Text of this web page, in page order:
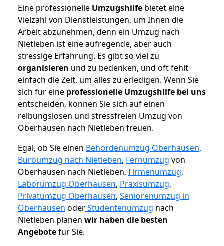
Eine professionelle Umzugshilfe bietet eine
Vielzahl von Dienstleistungen, um Ihnen die
Arbeit abzunehmen, denn ein Umzug nach
Nietleben ist eine aufregende, aber auch
stressige Erfahrung. Es gibt so viel zu
organisieren und zu bedenken, und oft fehlt
einfach die Zeit, um alles zu erledigen. Wenn Sie
sich für eine professionelle Umzugshilfe bei uns
entscheiden, können Sie sich auf einen
reibungslosen und stressfreien Umzug von
Oberhausen nach Nietleben freuen.
Egal, ob Sie einen Behördenumzug Oberhausen,
Büroumzug nach Nietleben, Fernumzug von
Oberhausen nach Nietleben, Firmenumzug,
Laborumzug Oberhausen, Praxisumzug,
Privatumzug Oberhausen, Seniorenumzug in
Oberhausen oderStudentenumzug nach
Nietleben planen wir haben die besten
Angebotefür Sie.